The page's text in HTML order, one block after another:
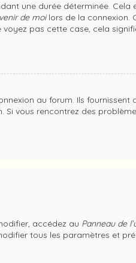
une durée déterminée. Cela
de moilors de la connexion.
pas cette case, cela
au forum. Ils fournissent
vous rencontrez des
accédez au Panneau de
tous les paramètres et